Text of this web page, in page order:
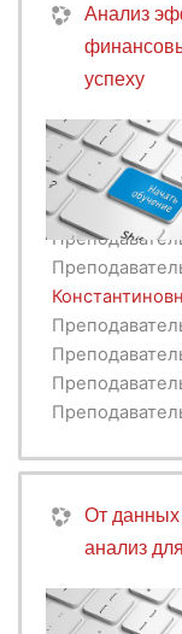
Анализ
успеху
От данных
анализ